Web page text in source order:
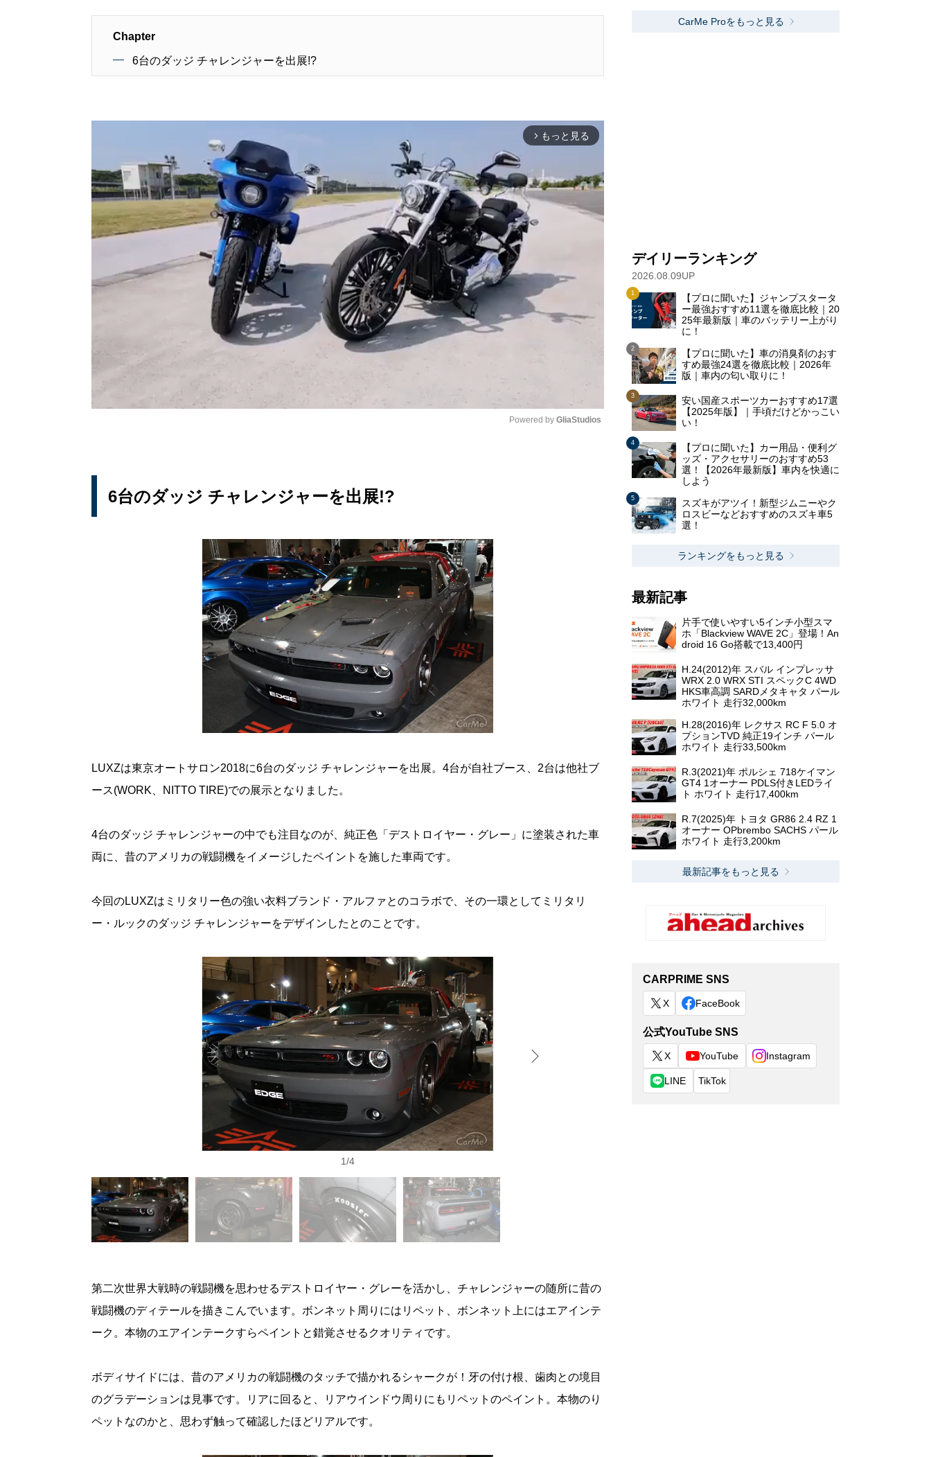
Chapter
6台のダッジ チャレンジャーを出展!?
arrow_forward_ios もっと見る
Powered by GliaStudios
6台のダッジ チャレンジャーを出展!?
LUXZは東京オートサロン2018に6台のダッジ チャレンジャーを出展。4台が自社ブース、2台は他社ブ
ース(WORK、NITTO TIRE)での展示となりました。
4台のダッジ チャレンジャーの中でも注目なのが、純正色「デストロイヤー・グレー」に塗装された車
両に、昔のアメリカの戦闘機をイメージしたペイントを施した車両です。
今回のLUXZはミリタリー色の強い衣料ブランド・アルファとのコラボで、その一環としてミリタリ
ー・ルックのダッジ チャレンジャーをデザインしたとのことです。
1/4
第二次世界大戦時の戦闘機を思わせるデストロイヤー・グレーを活かし、チャレンジャーの随所に昔の
戦闘機のディテールを描きこんでいます。ボンネット周りにはリペット、ボンネット上にはエアインテ
ーク。本物のエアインテークすらペイントと錯覚させるクオリティです。
ボディサイドには、昔のアメリカの戦闘機のタッチで描かれるシャークが！牙の付け根、歯肉との境目
のグラデーションは見事です。リアに回ると、リアウインドウ周りにもリペットのペイント。本物のり
ペットなのかと、思わず触って確認したほどリアルです。
CarMe Proをもっと見る
デイリーランキング
2026.08.09UP
【プロに聞いた】ジャンプスタータ
ー最強おすすめ11選を徹底比較｜20
25年最新版｜車のバッテリー上がり
に！
【プロに聞いた】車の消臭剤のおす
すめ最強24選を徹底比較｜2026年
版｜車内の匂い取りに！
安い国産スポーツカーおすすめ17選
【2025年版】｜手頃だけどかっこい
い！
【プロに聞いた】カー用品・便利グ
ッズ・アクセサリーのおすすめ53
選！【2026年最新版】車内を快適に
しよう
スズキがアツイ！新型ジムニーやク
ロスビーなどおすすめのスズキ車5
選！
ランキングをもっと見る
最新記事
片手で使いやすい5インチ小型スマ
ホ「Blackview WAVE 2C」登場！An
droid 16 Go搭載で13,400円
H.24(2012)年 スバル インプレッサ
WRX 2.0 WRX STI スペックC 4WD
HKS車高調 SARDメタキャタ パール
ホワイト 走行32,000km
H.28(2016)年 レクサス RC F 5.0 オ
プションTVD 純正19インチ パール
ホワイト 走行33,500km
R.3(2021)年 ポルシェ 718ケイマン
GT4 1オーナー PDLS付きLEDライ
ト ホワイト 走行17,400km
R.7(2025)年 トヨタ GR86 2.4 RZ 1
オーナー OPbrembo SACHS パール
ホワイト 走行3,200km
最新記事をもっと見る
CARPRIME SNS
X FaceBook
公式YouTube SNS
X YouTube Instagram
LINE TikTok